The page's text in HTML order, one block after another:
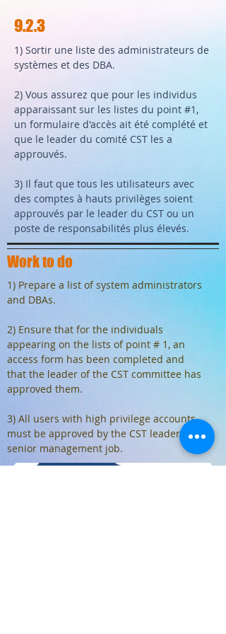
9.2.3
1) Sortir une liste des administrateurs de
systèmes et des DBA.
2) Vous assurez que pour les individus
apparaissant sur les listes du point #1,
un formulaire d'accès ait été complété et
que le leader du comité CST les a
approuvés.
3) Il faut que tous les utilisateurs avec
des comptes à hauts privilèges soient
approuvés par le leader du CST ou un
poste de responsabilités plus élevés.
Work to do
1) Prepare a list of system administrators
and DBAs.
2) Ensure that for the individuals
appearing on the lists of point # 1, an
access form has been completed and
that the leader of the CST committee has
approved them.
3) All users with high privilege accounts
must be approved by the CST leader or
senior management job.